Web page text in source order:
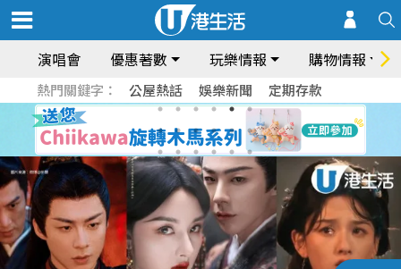
演唱會 優惠著數 玩樂情報 購物情報
熱門關鍵字： 公屋熱話 娛樂新聞 定期存款